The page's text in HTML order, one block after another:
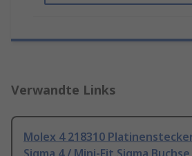
Verwandte Links
Molex 4 218310